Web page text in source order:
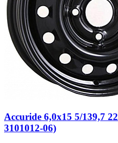
Accuride 6,0x15 5/139,7
3101012-06)